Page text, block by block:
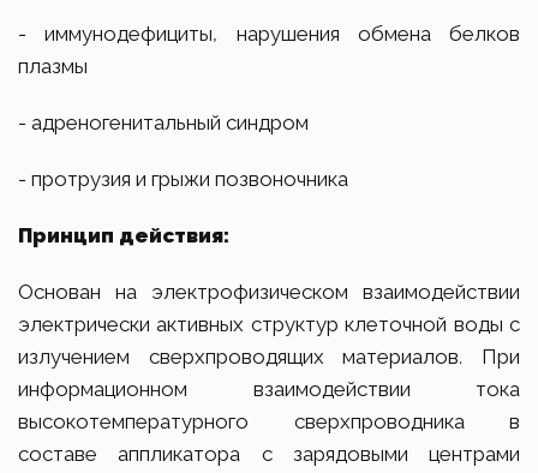
- иммунодефициты, нарушения обмена белков
плазмы
- адреногенитальный синдром
- протрузия и грыжи позвоночника
Принцип действия:
Основан на электрофизическом взаимодействии
электрически активных структур клеточной воды с
излучением сверхпроводящих материалов. При
информационном взаимодействии тока
высокотемпературного сверхпроводника в
составе аппликатора с зарядовыми центрами